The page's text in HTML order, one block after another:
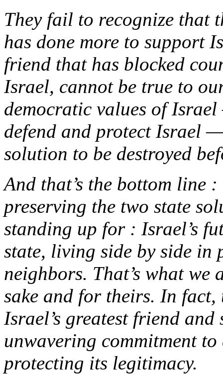
They fail to recognize that
has done more to support
friend that has blocked
Israel, cannot be true to
democratic values of
defend and protect Israel
solution to be destroyed
And that’s the bottom line
preserving the two state
standing up for : Israel’s
state, living side by side in
neighbors. That’s what
sake and for theirs. In
Israel’s greatest friend
unwavering commitment
protecting its legitimacy.